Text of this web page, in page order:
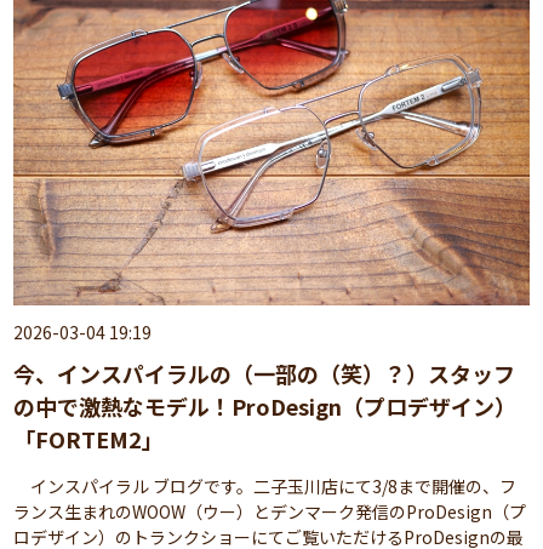
2026-03-04 19:19
今、インスパイラルの（一部の（笑）？）スタッフ
の中で激熱なモデル！ProDesign（プロデザイン）
「FORTEM2」
インスパイラル ブログです。二子玉川店にて3/8まで開催の、フ
ランス生まれのWOOW（ウー）とデンマーク発信のProDesign（プ
ロデザイン）のトランクショーにてご覧いただけるProDesignの最